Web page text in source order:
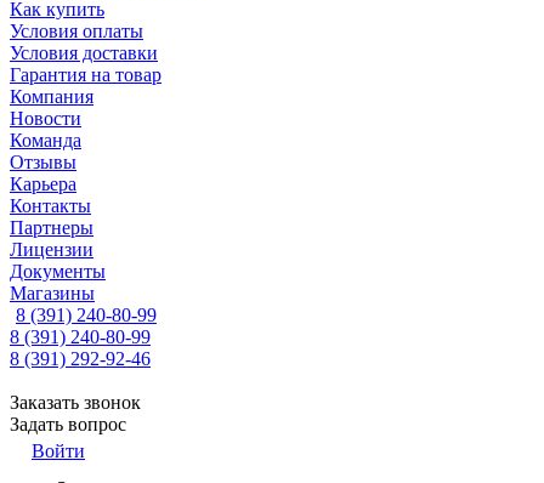
Как купить
Условия оплаты
Условия доставки
Гарантия на товар
Компания
Новости
Команда
Отзывы
Карьера
Контакты
Партнеры
Лицензии
Документы
Магазины
8 (391) 240-80-99
8 (391) 240-80-99
8 (391) 292-92-46
Заказать звонок
Задать вопрос
Войти